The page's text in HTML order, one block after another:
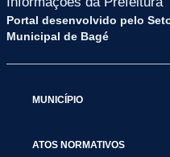
Portal desenvolvido pelo
Municipal de Bagé
MUNICÍPIO
ATOS NORMATIVOS